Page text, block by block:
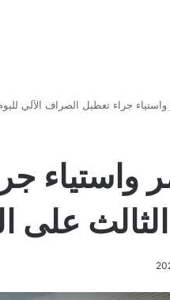
جراء تعطيل الصراف الآلي
واستياء
الثالث على